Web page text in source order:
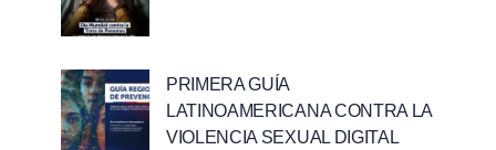
PRIMERA GUÍA
LATINOAMERICANA CONTRA LA
VIOLENCIA SEXUAL DIGITAL